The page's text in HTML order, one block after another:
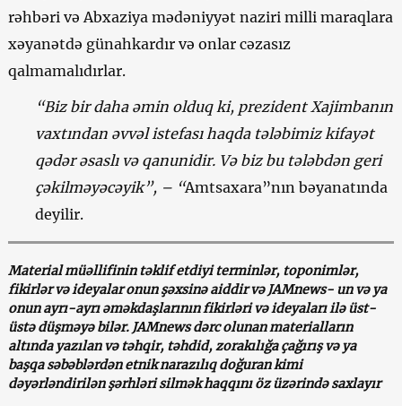
rəhbəri və Abxaziya mədəniyyət naziri milli maraqlara
xəyanətdə günahkardır və onlar cəzasız
qalmamalıdırlar.
“Biz bir daha əmin olduq ki, prezident Xajimbanın
vaxtından əvvəl istefası haqda tələbimiz kifayət
qədər əsaslı və qanunidir. Və biz bu tələbdən geri
çəkilməyəcəyik”, – “Amtsaxara”nın bəyanatında
deyilir.
Material müəllifinin təklif etdiyi terminlər, toponimlər,
fikirlər və ideyalar onun şəxsinə aiddir və JAMnews- un və ya
onun ayrı-ayrı əməkdaşlarının fikirləri və ideyaları ilə üst-
üstə düşməyə bilər. JAMnews dərc olunan materialların
altında yazılan və təhqir, təhdid, zorakılığa çağırış və ya
başqa səbəblərdən etnik narazılıq doğuran kimi
dəyərləndirilən şərhləri silmək haqqını öz üzərində saxlayır